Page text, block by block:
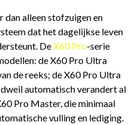
dan alleen stofzuigen en
dat het dagelijkse leven
DeX60 Pro-serie
de X60 Pro Ultra
de reeks; de X60 Pro Ultra
automatisch verandert al
Pro Master, die minimaal
vulling en lediging.